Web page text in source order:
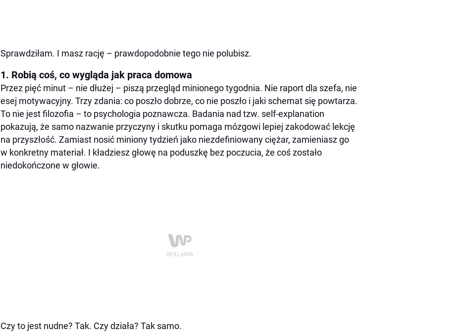
Sprawdziłam. I masz rację – prawdopodobnie tego nie polubisz.
1. Robią coś, co wygląda jak praca domowa
Przez pięć minut – nie dłużej – piszą przegląd minionego tygodnia. Nie raport dla szefa, nie
esej motywacyjny. Trzy zdania: co poszło dobrze, co nie poszło i jaki schemat się powtarza.
To nie jest filozofia – to psychologia poznawcza. Badania nad tzw. self-explanation
pokazują, że samo nazwanie przyczyny i skutku pomaga mózgowi lepiej zakodować lekcję
na przyszłość. Zamiast nosić miniony tydzień jako niezdefiniowany ciężar, zamieniasz go
w konkretny materiał. I kładziesz głowę na poduszkę bez poczucia, że coś zostało
niedokończone w głowie.
Czy to jest nudne? Tak. Czy działa? Tak samo.